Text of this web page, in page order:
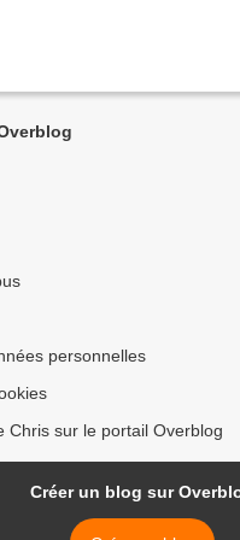
personnelles
Chris sur le portail Overblog
Créer un blog sur